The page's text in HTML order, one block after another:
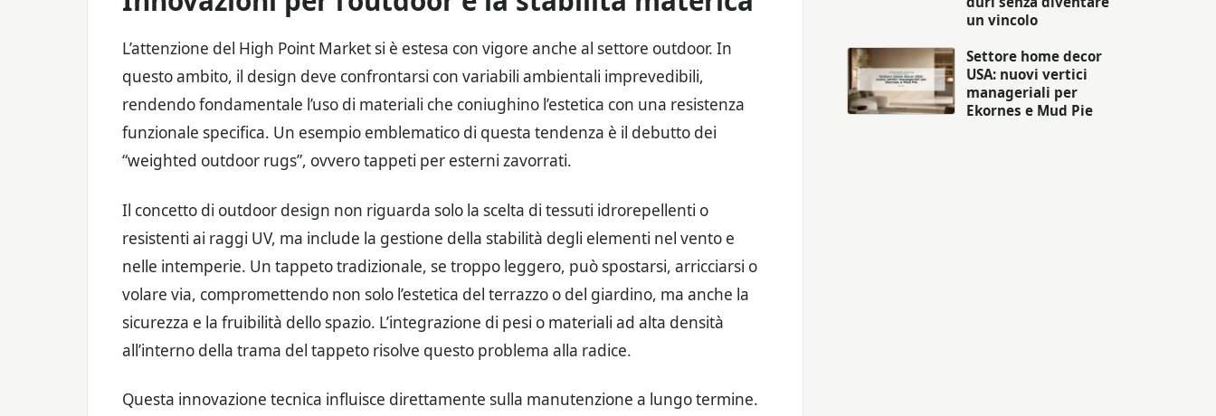
L’attenzione del High Point Market si è estesa con vigore anche al settore outdoor. In
questo ambito, il design deve confrontarsi con variabili ambientali imprevedibili,
rendendo fondamentale l’uso di materiali che coniughino l’estetica con una resistenza
funzionale specifica. Un esempio emblematico di questa tendenza è il debutto dei
“weighted outdoor rugs”, ovvero tappeti per esterni zavorrati.
Il concetto di outdoor design non riguarda solo la scelta di tessuti idrorepellenti o
resistenti ai raggi UV, ma include la gestione della stabilità degli elementi nel vento e
nelle intemperie. Un tappeto tradizionale, se troppo leggero, può spostarsi, arricciarsi o
volare via, compromettendo non solo l’estetica del terrazzo o del giardino, ma anche la
sicurezza e la fruibilità dello spazio. L’integrazione di pesi o materiali ad alta densità
all’interno della trama del tappeto risolve questo problema alla radice.
Questa innovazione tecnica influisce direttamente sulla manutenzione a lungo termine.
un vincolo
Settore home decor
USA: nuovi vertici
manageriali per
Ekornes e Mud Pie